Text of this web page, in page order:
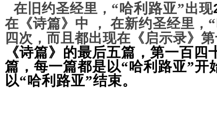
在旧约圣经里 ， “哈利路亚”出现
在《诗篇》中
， 在新约圣经里 ，
四次 ， 而且都出现在 《启示录》
《诗篇》的最后五篇 ，第一百四
篇， 每一篇都是以“哈利路亚”开
以“哈利路亚”结束。